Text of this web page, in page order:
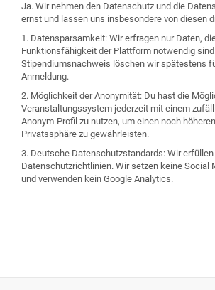
Ja. Wir nehmen den Datenschutz und die
ernst und lassen uns insbesondere von diesen
1. Datensparsamkeit: Wir erfragen nur Daten,
Funktionsfähigkeit der Plattform notwendig
Stipendiumsnachweis löschen wir spätestens
Anmeldung.
2. Möglichkeit der Anonymität: Du hast die
Veranstaltungssystem jederzeit mit einem
Anonym-Profil zu nutzen, um einen noch
Privatssphäre zu gewährleisten.
3. Deutsche Datenschutzstandards: Wir
Datenschutzrichtlinien. Wir setzen keine Social
und verwenden kein Google Analytics.